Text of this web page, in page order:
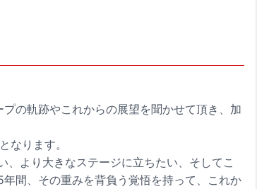
の軌跡やこれからの展望を聞かせて頂き、加
なります。
より大きなステージに立ちたい、そしてこ
間、その重みを背負う覚悟を持って、これか